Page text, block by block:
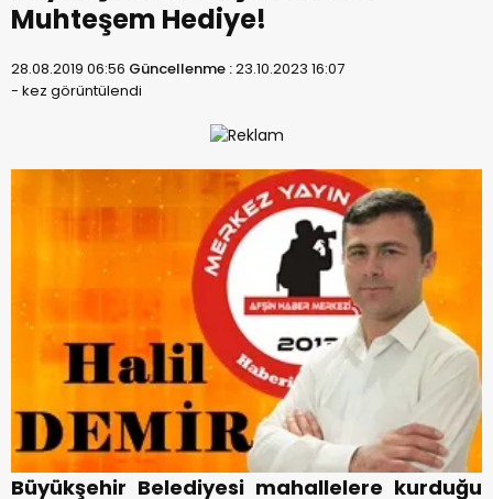
Muhteşem Hediye!
28.08.2019 06:56 Güncellenme :23.10.2023 16:07
- kez görüntülendi
Büyükşehir Belediyesi mahallelere kurduğu